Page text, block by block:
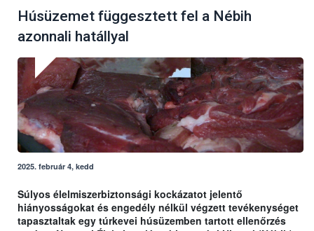
Húsüzemet függesztett fel a Nébih
azonnali hatállyal
2025. február 4, kedd
Súlyos élelmiszerbiztonsági kockázatot jelentő
hiányosságokat és engedély nélkül végzett tevékenységet
tapasztaltak egy túrkevei húsüzemben tartott ellenőrzés